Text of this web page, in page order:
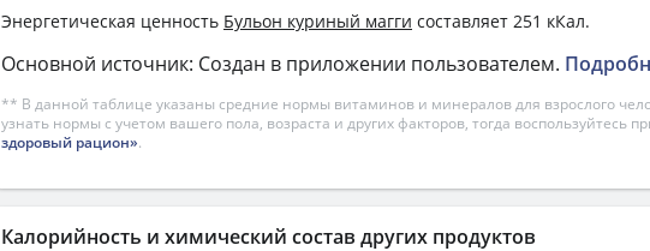
Энергетическая ценность Бульон куриный магги составляет 251 кКал.
Основной источник: Создан в приложении пользователем.
** В данной таблице указаны средние нормы витаминов и минералов для взрослого
узнать нормы с учетом вашего пола, возраста и других факторов, тогда воспользуйтесь
здоровый рацион».
Калорийность и химический состав других продуктов